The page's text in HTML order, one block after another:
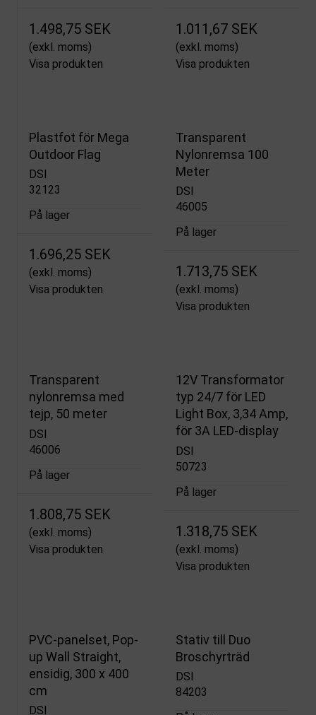
1.498,75 SEK
(exkl. moms)
Visa produkten
1.011,67 SEK
(exkl. moms)
Visa produkten
Plastfot för Mega
Outdoor Flag
DSI
32123
På lager
1.696,25 SEK
(exkl. moms)
Visa produkten
Transparent
Nylonremsa 100
Meter
DSI
46005
På lager
1.713,75 SEK
(exkl. moms)
Visa produkten
Transparent
nylonremsa med
tejp, 50 meter
DSI
46006
På lager
1.808,75 SEK
(exkl. moms)
Visa produkten
12V Transformator
typ 24/7 för LED
Light Box, 3,34 Amp,
för 3A LED-display
DSI
50723
På lager
1.318,75 SEK
(exkl. moms)
Visa produkten
PVC-panelset, Pop-
up Wall Straight,
ensidig, 300 x 400
cm
DSI
Stativ till Duo
Broschyrträd
DSI
84203